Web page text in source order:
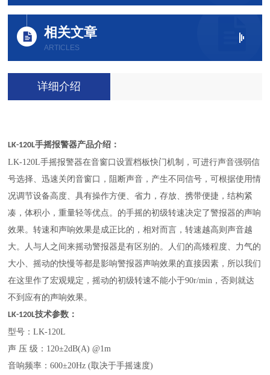
相关文章
ARTICLES
详细介绍
LK-120L手摇报警器产品介绍：
LK-120L手摇报警器在音窗口设置档板快门机制，可进行声音强弱信
号选择、迅速关闭音窗口，阻断声音，产生不同信号，可根据使用情
况调节设备高度、具有操作方便、省力，存放、携带便捷，结构紧
凑，体积小，重量轻等优点。的手摇的初级转速决定了警报器的声响
效果。转速和声响效果是成正比的，相对而言，转速越高则声音越
大。人与人之间来摇动警报器是有区别的。人们的高矮程度、力气的
大小、摇动的快慢等都是影响警报器声响效果的直接因素，所以我们
在这里作了宏观规定，摇动的初级转速不能小于90r/min，否则就达
不到应有的声响效果。
LK-120L技术参数：
型号：LK-120L
声 压 级：120±2dB(A) @1m
音响频率：600±20Hz (取决于手摇速度)